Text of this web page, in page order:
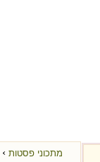
מתכוני פסטות ›